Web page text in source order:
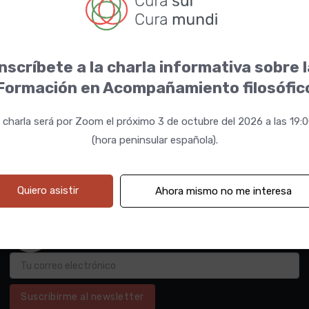
Suscribirme al newsletter
a la charla informativa sobre
en Acompañamiento
charla será por Zoom el próximo 3 de octubre del 2026 a las
(hora peninsular española).
Quiero asistir Ahora mismo no me interesa